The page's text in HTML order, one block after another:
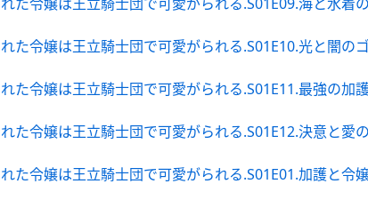
た令嬢は王立騎士団で可愛がられる.S01E10.光と闇
た令嬢は王立騎士団で可愛がられる.S01E11.最強の
た令嬢は王立騎士団で可愛がられる.S01E12.決意と
た令嬢は王立騎士団で可愛がられる.S01E01.加護と